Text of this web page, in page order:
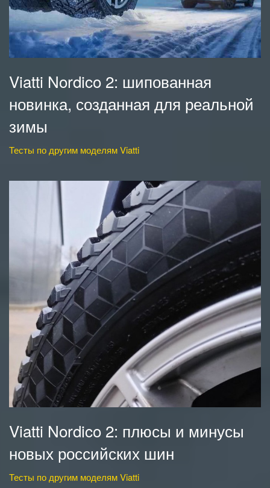
Viatti Nordico 2: шипованная
новинка, созданная для реальной
зимы
Тесты по другим моделям Viatti
Viatti Nordico 2: плюсы и минусы
новых российских шин
Тесты по другим моделям Viatti